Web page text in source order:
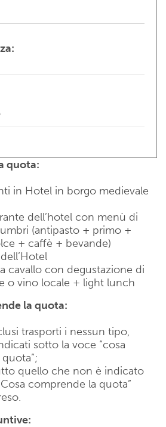
di birra o vino con light lunch di
locali
dell'albergo
al centro di un borgo medievale
calma
quota:
in Hotel in borgo medievale
dell’hotel con menù di
(antipasto + primo +
+ caffè + bevande)
cavallo con degustazione di
o vino locale + light lunch
la quota:
trasporti i nessun tipo,
sotto la voce “cosa
quello che non è indicato
comprende la quota”